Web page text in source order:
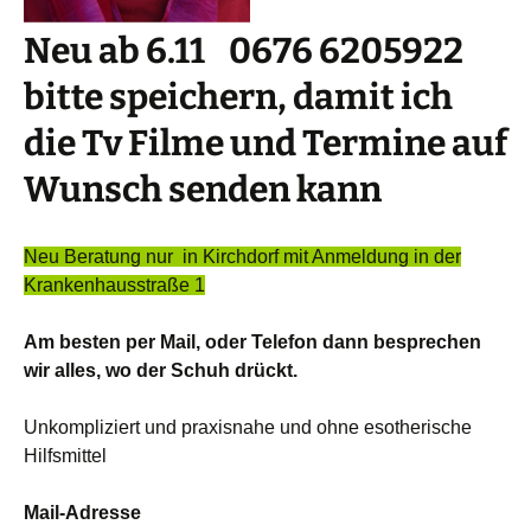
Neu ab 6.11 0676 6205922
bitte speichern, damit ich
die Tv Filme und Termine auf
Wunsch senden kann
Neu Beratung nur in Kirchdorf mit Anmeldung in der
Krankenhausstraße 1
Am besten per Mail, oder Telefon dann besprechen
wir alles, wo der Schuh drückt.
Unkompliziert und praxisnahe und ohne esotherische
Hilfsmittel
Mail-Adresse